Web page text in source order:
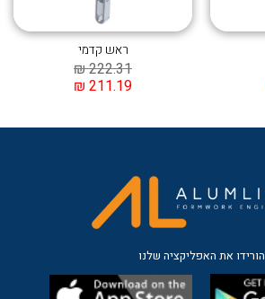
ראש קדמי
222.31
₪
211.19
₪
הורידו את האפליקציה שלנו